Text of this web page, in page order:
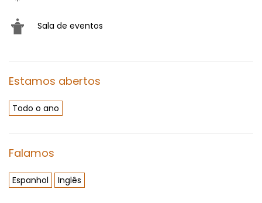
Sala de eventos
Estamos abertos
Todo o ano
Falamos
Espanhol Inglês